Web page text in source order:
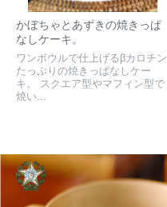
かぼちゃとあずきの焼きっぱ
なしケーキ。
ワンボウルで仕上げるβカロチン
たっぷりの焼きっぱなしケー
キ。 スクエア型やマフィン型で
焼い...